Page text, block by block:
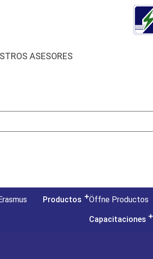
ASESORES
Productos Öffne Productos
Capacitaciones